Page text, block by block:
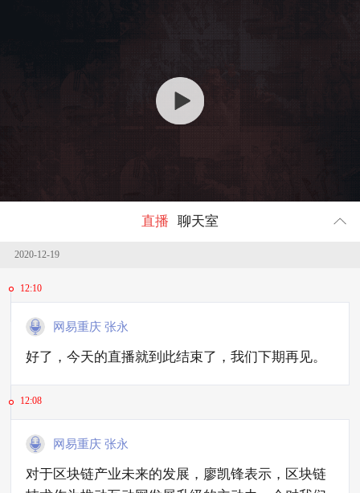
直播 聊天室
2020-12-19
12:10
网易重庆 张永
好了，今天的直播就到此结束了，我们下期再见。
12:08
网易重庆 张永
对于区块链产业未来的发展，廖凯锋表示，区块链